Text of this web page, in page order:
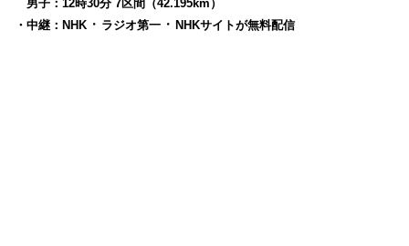
男子：12時30分 7区間（42.195km）
・中継：NHK ・ ラジオ第一 ・NHKサイトが無料配信